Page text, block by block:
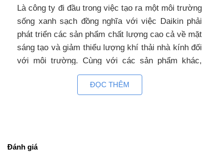
Là công ty đi đầu trong việc tạo ra một môi trường
sống xanh sạch đồng nghĩa với việc Daikin phải
phát triển các sản phẩm chất lượng cao cả về mặt
sáng tạo và giảm thiểu lượng khí thải nhà kính đối
với môi trường. Cùng với các sản phẩm khác,
Daikin FTKB60ZVMV góp phần làm nên bản sắc
của Daikin: công nghệ tiên tiến, chất lượng vượt
ĐỌC THÊM
Đánh giá